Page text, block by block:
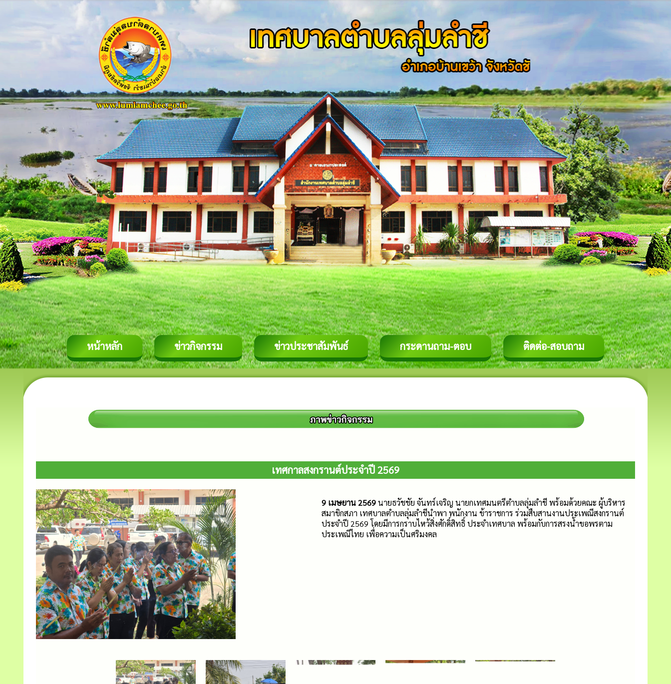
หน้าหลัก ข่าวกิจกรรม ข่าวประชาสัมพันธ์ กระดานถาม-ตอบ ติดต่อ-สอบถาม
เทศกาลสงกรานต์ประจำปี 2569
9 เมษยาน 2569นายธวัชชัย จันทร์เจริญ นายกเทศมนตรีตำบลลุ่มลำชี พร้อมด้วยคณะ ผู้บริหาร
สมาขิกสภา เทศบาลตำบลลุ่มลำชีนำพา พนักงาน ข้าราชการ ร่วมสืบสานงานประเพณีสงกรานต์
ประจำปี 2569 โดยมีการกราบไหว้สิ่งศักดิ์สิทธิ์ ประจำเทศบาล พร้อมกับการสรงน้ำขอพรตาม
ประเพณีไทย เพื่อความเป็นศริมงคล